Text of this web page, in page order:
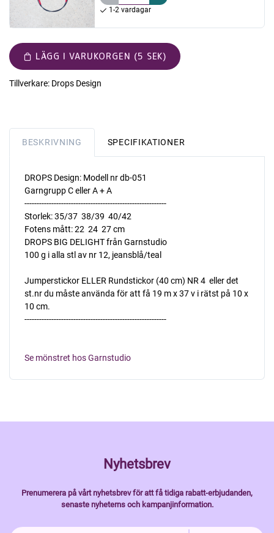
1-2 vardagar
LÄGG I VARUKORGEN (5 SEK)
Tillverkare: Drops Design
BESKRIVNING SPECIFIKATIONER
DROPS Design: Modell nr db-051
Garngrupp C eller A + A
----------------------------------------------------------
Storlek: 35/37  38/39  40/42
Fotens mått: 22  24  27 cm
DROPS BIG DELIGHT från Garnstudio
100 g i alla stl av nr 12, jeansblå/teal
Jumperstickor ELLER Rundstickor (40 cm) NR 4  eller det
st.nr du måste använda för att få 19 m x 37 v i rätst på 10 x
10 cm.
----------------------------------------------------------
Se mönstret hos Garnstudio
Nyhetsbrev
Prenumerera på vårt nyhetsbrev för att få tidiga rabatt-erbjudanden,
senaste nyheterns och kampanjinformation.